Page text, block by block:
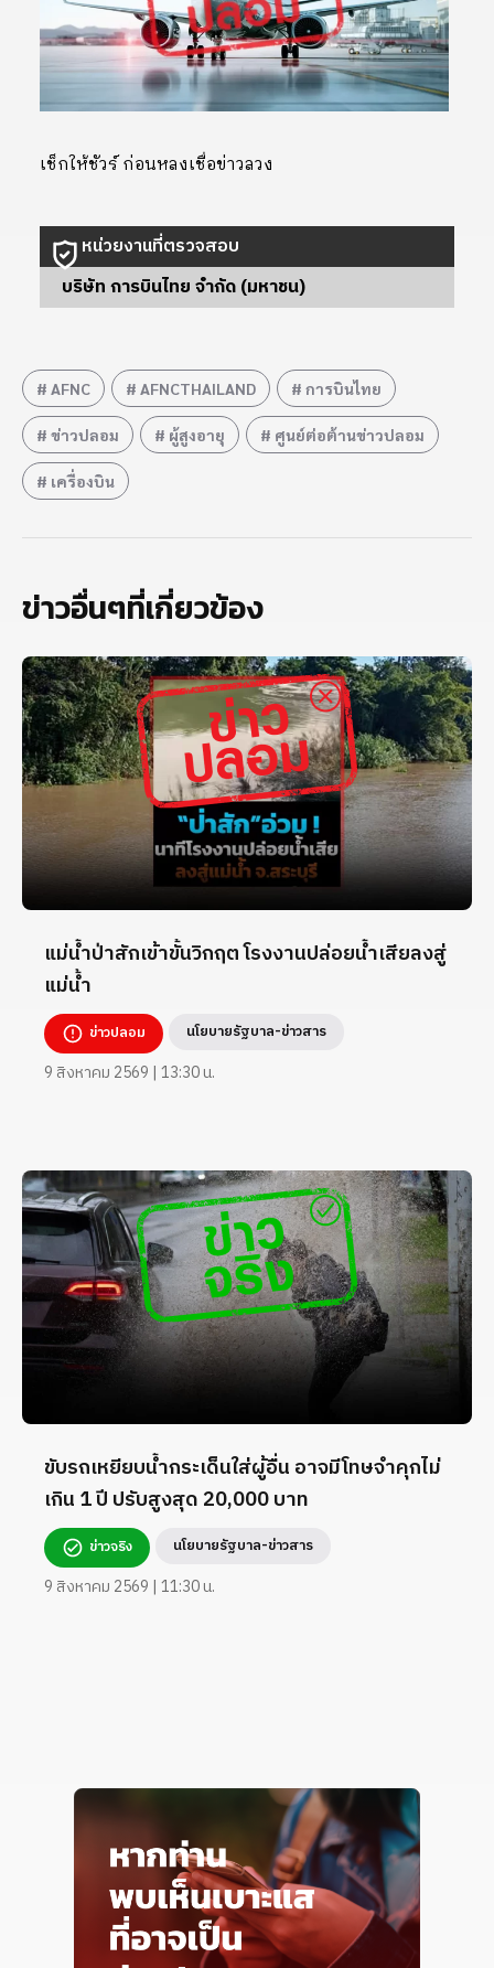
เช็กให้ชัวร์ ก่อนหลงเชื่อข่าวลวง
หน่วยงานที่ตรวจสอบ
บริษัท การบินไทย จำกัด (มหาชน)
AFNC AFNCTHAILAND การบินไทย
ข่าวปลอม ผู้สูงอายุ ศูนย์ต่อต้านข่าวปลอม
เครื่องบิน
ข่าวอื่นๆที่เกี่ยวข้อง
แม่น้ำป่าสักเข้าขั้นวิกฤต โรงงานปล่อยน้ำเสียลงสู่
แม่น้ำ
ข่าวปลอม นโยบายรัฐบาล-ข่าวสาร
9 สิงหาคม 2569 | 13:30 น.
ขับรถเหยียบน้ำกระเด็นใส่ผู้อื่น อาจมีโทษจำคุกไม่
เกิน 1 ปี ปรับสูงสุด 20,000 บาท
ข่าวจริง นโยบายรัฐบาล-ข่าวสาร
9 สิงหาคม 2569 | 11:30 น.